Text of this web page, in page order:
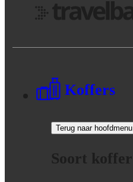
Koffers
Terug naar hoofdmenu
Soort koffer